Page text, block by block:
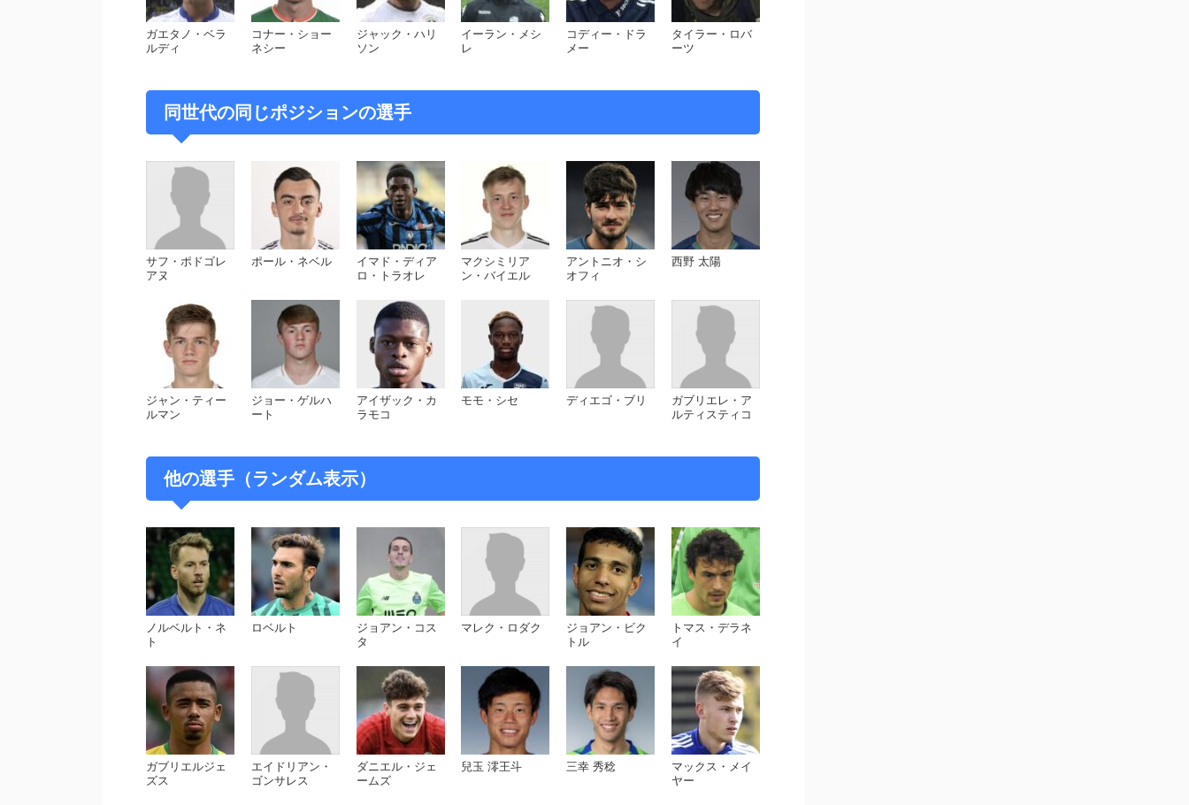
ガエタノ・ベラ
ルディ
コナー・ショー
ネシー
ジャック・ハリ
ソン
イーラン・メシ
レ
コディー・ドラ
メー
タイラー・ロバ
ーツ
同世代の同じポジションの選手
サフ・ポドゴレ
アヌ
ポール・ネベル
イマド・ディア
ロ・トラオレ
マクシミリア
ン・バイエル
アントニオ・シ
オフィ
西野 太陽
ジャン・ティー
ルマン
ジョー・ゲルハ
ート
アイザック・カ
ラモコ
モモ・シセ ディエゴ・ブリ
ガブリエレ・ア
ルティスティコ
他の選手（ランダム表示）
ノルベルト・ネ
ト
ロベルト
ジョアン・コス
タ
マレク・ロダク
ジョアン・ビク
トル
トマス・デラネ
イ
ガブリエルジェ
ズス
エイドリアン・
ゴンサレス
ダニエル・ジェ
ームズ
兒玉 澪王斗 三幸 秀稔
マックス・メイ
ヤー